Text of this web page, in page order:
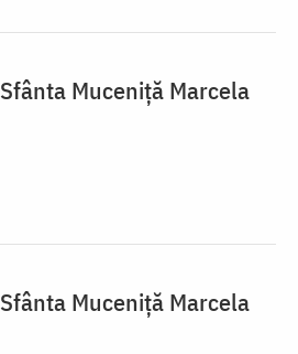
Sfânta Muceniță Marcela
Sfânta Muceniță Marcela